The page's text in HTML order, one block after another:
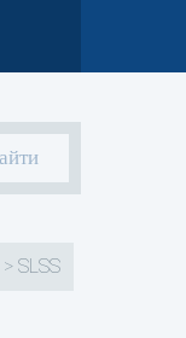
> SLSS